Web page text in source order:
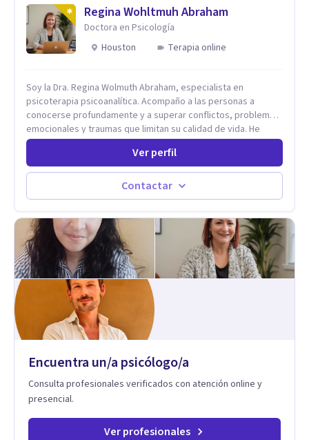
Adolescentes y AdultosRegina Wohltmuh Abraham
Doctora en Psicología
Houston
Terapia online
Soy la Dra. Regina Wolmuth Abraham, especialista en
psicoterapia psicoanalítica. Acompaño a las personas a
conocerse profundamente y a superar conflictos, problemas
emocionales y traumas que limitan su calidad de vida. He
trabajado en reconocidas instituciones como el Hospital
Psiquiátrico San Rafael, Instituto Psiquiátrico MENDAO, San
Bernardino, Hospital Psiquiátrico Infantil y el Centro de
Integración Juvenil. Además, tuve el privilegio de colaborar
en comunidades como Olivar del Conde y Xochimilco, lo que
Ver perfil
Contactar
Encuentra un/a psicólogo/a
Consulta profesionales verificados con atención online y
presencial.
Ver profesionales